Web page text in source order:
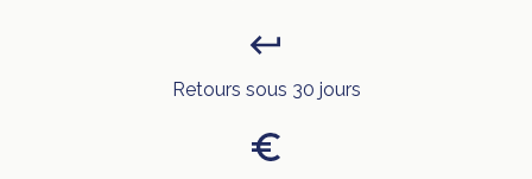
Retours sous 30 jours